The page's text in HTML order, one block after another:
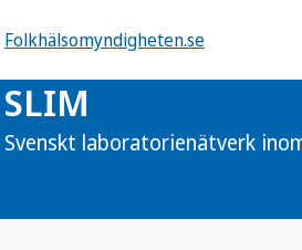
Folkhälsomyndigheten.se
SLIM
Svenskt laboratorienätverk